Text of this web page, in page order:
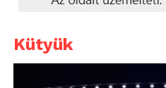
Kütyük